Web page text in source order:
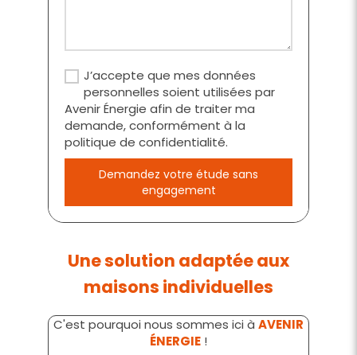
J’accepte que mes données
personnelles soient utilisées par
Avenir Énergie afin de traiter ma
demande, conformément à la
politique de confidentialité.
Demandez votre étude sans
engagement
Une solution adaptée aux
maisons individuelles
C'est pourquoi nous sommes ici à AVENIR
ÉNERGIE !